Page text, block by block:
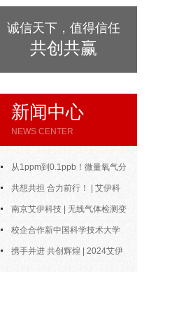
诚信天下，值得信任
共创共赢
新闻中心
NEWS CENTER
从1ppm到0.1ppb！微量氧气分
析仪的测量范围与精度到底能做到
多好？
共想共担 合力前行！ | 艾伊科
技2025年中合伙人会议圆满召开
南京艾伊科技 | 无线气体检测变
送器：无线通信，智控安全新风向
校企合作新中国科学技术大学
博士陶永会出任南京艾伊公司“科
携手并进 共创辉煌 | 2024艾伊